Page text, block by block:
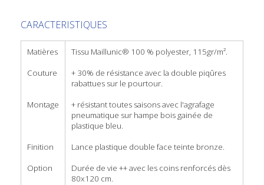
CARACTERISTIQUES
Matières
Tissu Maillunic® 100 % polyester, 115gr/m².
Couture
+ 30% de résistance avec la double piqûres
rabattues sur le pourtour.
Montage
+ résistant toutes saisons avec l'agrafage
pneumatique sur hampe bois gainée de
plastique bleu.
Finition
Lance plastique double face teinte bronze.
Option
Durée de vie ++ avec les coins renforcés dès
80x120 cm.